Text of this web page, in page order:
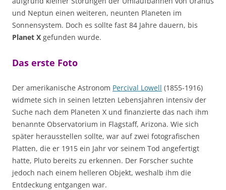
und Neptun einen weiteren, neunten Planeten im
Sonnensystem. Doch es sollte fast 84 Jahre dauern, bis
Planet X gefunden wurde.
Das erste Foto
Der amerikanische Astronom Percival Lowell (1855-1916)
widmete sich in seinen letzten Lebensjahren intensiv der
Suche nach dem Planeten X und finanzierte das nach ihm
benannte Observatorium in Flagstaff, Arizona. Wie sich
später herausstellen sollte, war auf zwei fotografischen
Platten, die er 1915 ein Jahr vor seinem Tod angefertigt
hatte, Pluto bereits zu erkennen. Der Forscher suchte
jedoch nach einem helleren Objekt, weshalb ihm die
Entdeckung entgangen war.